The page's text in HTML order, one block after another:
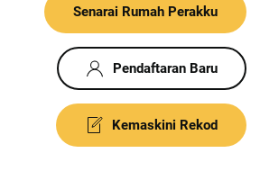
Senarai Rumah Perakku
Pendaftaran Baru
Kemaskini Rekod